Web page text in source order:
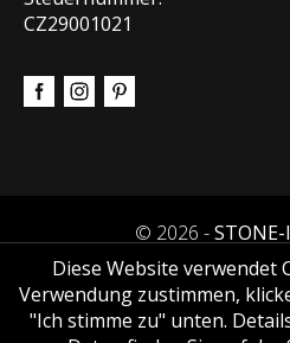
CZ29001021
© 2026 -
Diese Website verwendet
Verwendung zustimmen,
"Ich stimme zu" unten.